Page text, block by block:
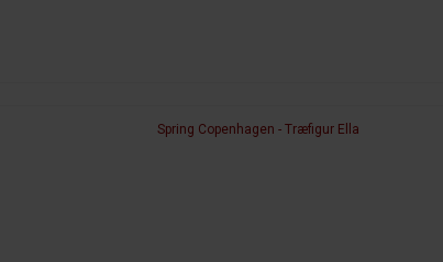
Spring Copenhagen - Træfigur Ella